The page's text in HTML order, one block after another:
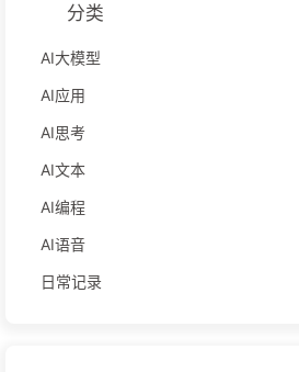
分类
AI大模型
AI应用
AI思考
AI文本
AI编程
AI语音
日常记录